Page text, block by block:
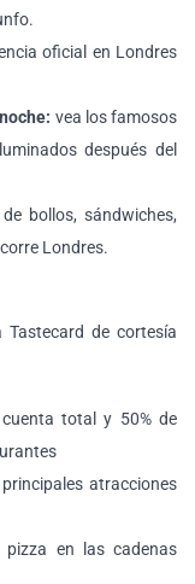
oficial en Londres
vea los famosos
después del
bollos, sándwiches,
Londres.
Tastecard de cortesía
total y 50% de
atracciones
en las cadenas